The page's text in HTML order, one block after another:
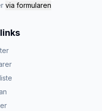
via formularen